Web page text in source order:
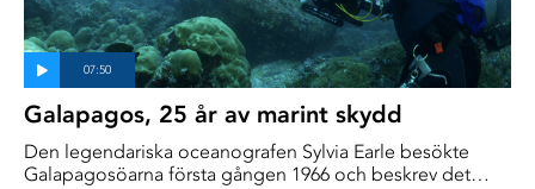
Galapagos, 25 år av marint skydd
Den legendariska oceanografen Sylvia Earle besökte
Galapagosöarna första gången 1966 och beskrev det